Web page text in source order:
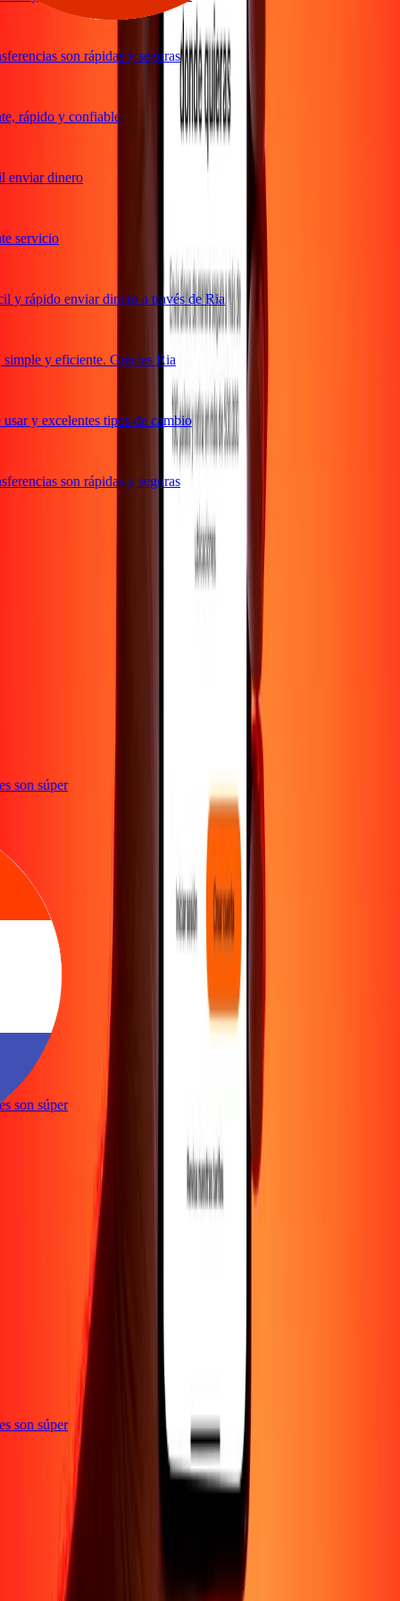
son rápidas y seguras
rápido y confiable
dinero
servicio
rápido enviar dinero a través de Ria
y eficiente. Gracias Ria
y excelentes tipos de cambio
son rápidas y seguras
son súper
son súper
son súper
Blog Corporativo